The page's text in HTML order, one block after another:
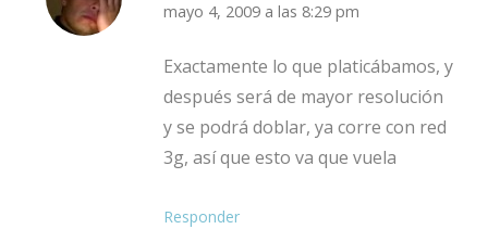
mayo 4, 2009 a las 8:29 pm
Exactamente lo que platicábamos, y
después será de mayor resolución
y se podrá doblar, ya corre con red
3g, así que esto va que vuela
Responder